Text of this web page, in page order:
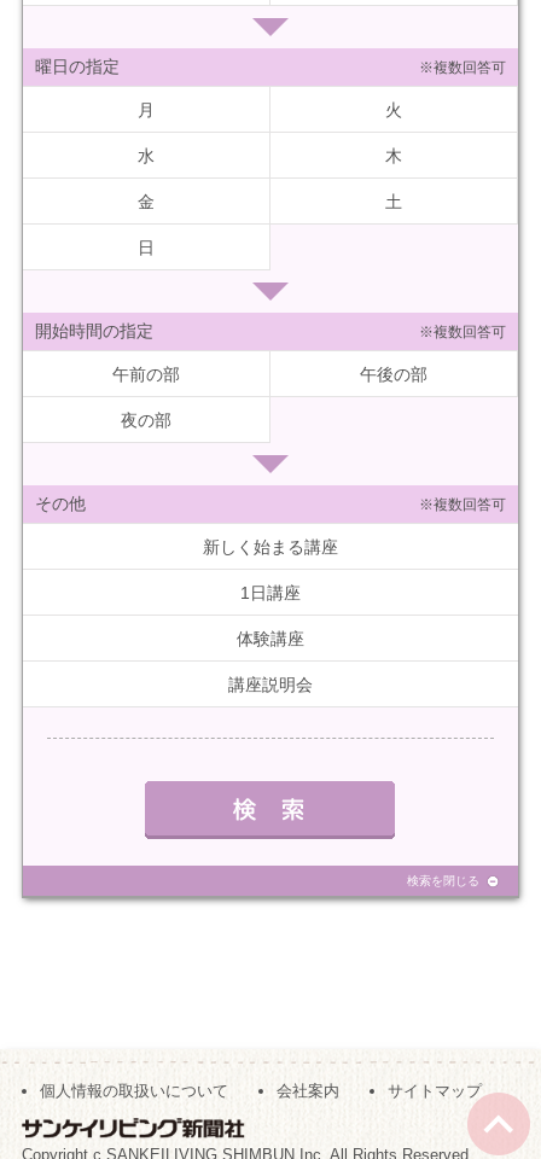
曜日の指定 ※複数回答可
月 火
水 木
金 土
日
開始時間の指定 ※複数回答可
午前の部 午後の部
夜の部
その他 ※複数回答可
新しく始まる講座
1日講座
体験講座
講座説明会
検索を閉じる
個人情報の取扱いについて 会社案内 サイトマップ
Copyright c SANKEILIVING SHIMBUN Inc. All Rights Reserved.